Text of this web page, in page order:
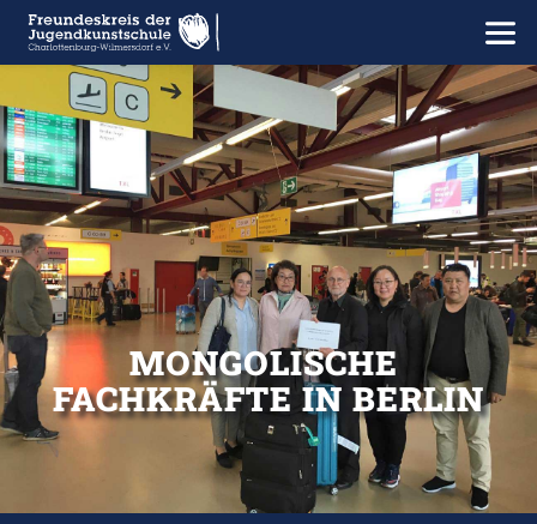
MONGOLISCHE
FACHKRÄFTE IN BERLIN